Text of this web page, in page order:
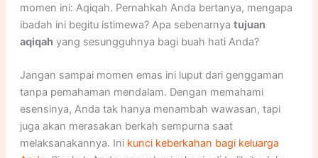
momen ini: Aqiqah. Pernahkah Anda bertanya, mengapa
ibadah ini begitu istimewa? Apa sebenarnya tujuan
aqiqahyang sesungguhnya bagi buah hati Anda?
Jangan sampai momen emas ini luput dari genggaman
tanpa pemahaman mendalam. Dengan memahami
esensinya, Anda tak hanya menambah wawasan, tapi
juga akan merasakan berkah sempurna saat
melaksanakannya. Ini kunci keberkahan bagi keluarga